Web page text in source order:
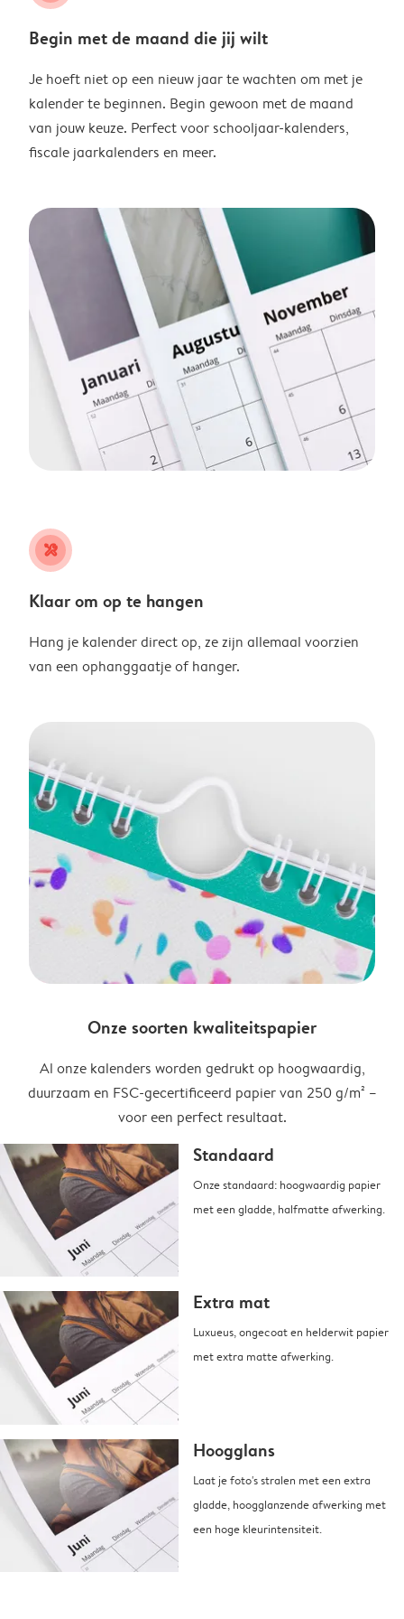
Begin met de maand die jij wilt
Je hoeft niet op een nieuw jaar te wachten om met je
kalender te beginnen. Begin gewoon met de maand
van jouw keuze. Perfect voor schooljaar-kalenders,
fiscale jaarkalenders en meer.
tools
Klaar om op te hangen
Hang je kalender direct op, ze zijn allemaal voorzien
van een ophanggaatje of hanger.
Onze soorten kwaliteitspapier
Al onze kalenders worden gedrukt op hoogwaardig,
duurzaam en FSC-gecertificeerd papier van 250 g/m² –
voor een perfect resultaat.
Standaard
Onze standaard: hoogwaardig papier
met een gladde, halfmatte afwerking.
Extra mat
Luxueus, ongecoat en helderwit papier
met extra matte afwerking.
Hoogglans
Laat je foto's stralen met een extra
gladde, hoogglanzende afwerking met
een hoge kleurintensiteit.